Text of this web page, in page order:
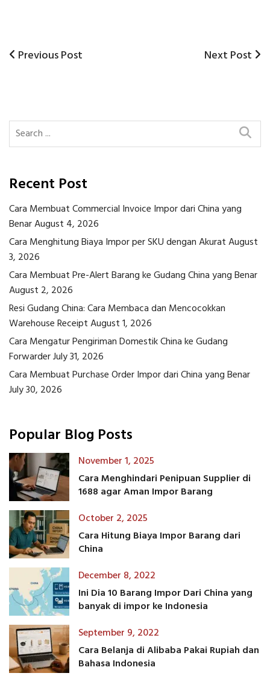
Post
Previous
Previous Post
Next
Next Post
Recent Post
Cara Membuat Commercial Invoice Impor dari China yang
BenarAugust 4, 2026
Cara Menghitung Biaya Impor per SKU dengan AkuratAugust
3, 2026
Cara Membuat Pre-Alert Barang ke Gudang China yang Benar
August 2, 2026
Resi Gudang China: Cara Membaca dan Mencocokkan
Warehouse ReceiptAugust 1, 2026
Cara Mengatur Pengiriman Domestik China ke Gudang
ForwarderJuly 31, 2026
Cara Membuat Purchase Order Impor dari China yang Benar
July 30, 2026
Popular Blog Posts
November 1, 2025
Cara Menghindari Penipuan Supplier di
1688 agar Aman Impor Barang
October 2, 2025
Cara Hitung Biaya Impor Barang dari
China
December 8, 2022
Ini Dia 10 Barang Impor Dari China yang
banyak di impor ke Indonesia
September 9, 2022
Cara Belanja di Alibaba Pakai Rupiah dan
Bahasa Indonesia